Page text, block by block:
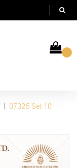
07325 Set 10